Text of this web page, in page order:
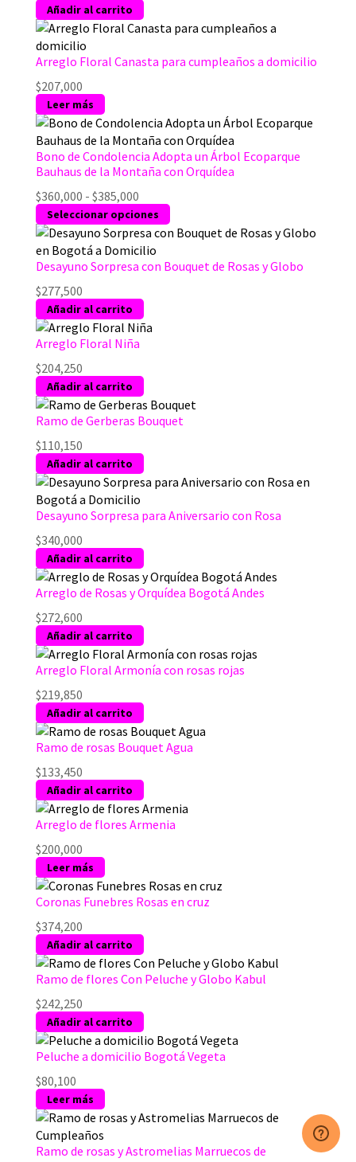
Añadir al carrito
Arreglo Floral Canasta para cumpleaños a domicilio
$207,000
Leer más
Bono de Condolencia Adopta un Árbol Ecoparque
Bauhaus de la Montaña con Orquídea
$360,000 - $385,000Rango
de
precios:
desde
$360,000
$385,000
Seleccionar opciones
Este
producto
múltiples
la
página
Desayuno Sorpresa con Bouquet de Rosas y Globo
$277,500
Añadir al carrito
Arreglo Floral Niña
$204,250
Añadir al carrito
Ramo de Gerberas Bouquet
$110,150
Añadir al carrito
Desayuno Sorpresa para Aniversario con Rosa
$340,000
Añadir al carrito
Arreglo de Rosas y Orquídea Bogotá Andes
$272,600
Añadir al carrito
Arreglo Floral Armonía con rosas rojas
$219,850
Añadir al carrito
Ramo de rosas Bouquet Agua
$133,450
Añadir al carrito
Arreglo de flores Armenia
$200,000
Leer más
Coronas Funebres Rosas en cruz
$374,200
Añadir al carrito
Ramo de flores Con Peluche y Globo Kabul
$242,250
Añadir al carrito
Peluche a domicilio Bogotá Vegeta
$80,100
Leer más
Ramo de rosas y Astromelias Marruecos de